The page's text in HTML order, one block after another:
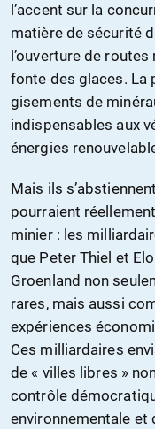
l’accent sur la
matière de sécurité
l’ouverture de
fonte des glaces. La
gisements de
indispensables aux
énergies
Mais ils
pourraient
minier : les
que Peter Thiel et
Groenland non
rares, mais aussi
expériences
Ces milliardaires
de « villes libres »
contrôle
environnementale